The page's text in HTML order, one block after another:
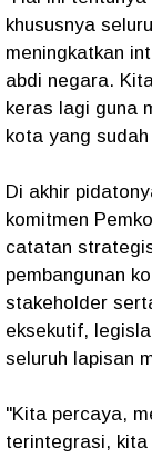
khususnya
meningkatkan
abdi negara.
keras lagi guna
kota yang
​Di akhir
komitmen
catatan
pembangunan
stakeholder
eksekutif,
seluruh lapisan
"Kita percaya,
terintegrasi, kita